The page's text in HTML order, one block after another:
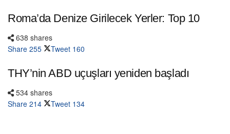
Roma’da Denize Girilecek Yerler: Top 10
638 shares
Share 255 Tweet 160
THY’nin ABD uçuşları yeniden başladı
534 shares
Share 214 Tweet 134